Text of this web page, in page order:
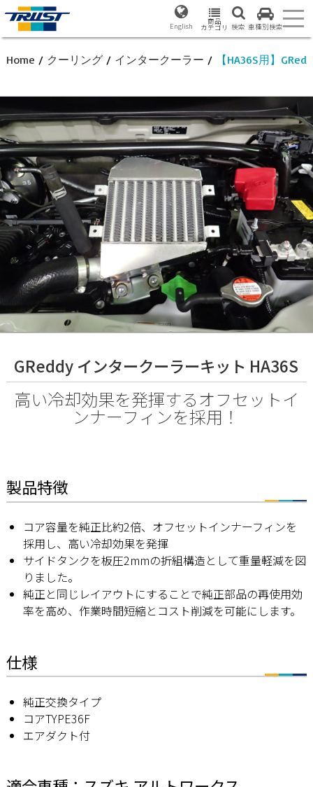
English 商品
カテゴリ 検索 車種別検索
Home / クーリング/ インタークーラー / 【HA36S用】
GReddy インタークーラーキット HA36S
高い冷却効果を発揮するオフセットイ
ンナーフィンを採用！
製品特徴
コア容量を純正比約2倍、オフセットインナーフィンを
採用し、高い冷却効果を発揮
サイドタンクを板圧2mmの折組構造として重量軽減を図
りました。
純正と同じレイアウトにすることで純正部品の再使用効
率を高め、作業時間短縮とコスト削減を可能にします。
仕様
純正交換タイプ
コアTYPE36F
エアダクト付